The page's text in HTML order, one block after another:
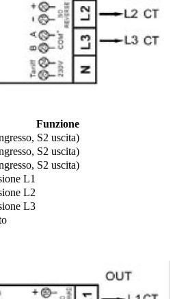
Funzione
S2 uscita)
S2 uscita)
S2 uscita)
L1
L2
L3